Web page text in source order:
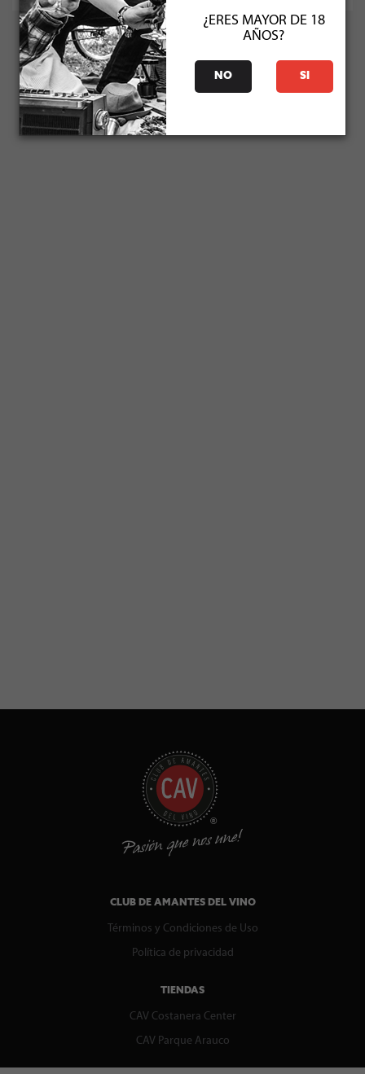
¿ERES MAYOR DE 18
AÑOS?
NO SI
CLUB DE AMANTES DEL VINO
Términos y Condiciones de Uso
Política de privacidad
TIENDAS
CAV Costanera Center
CAV Parque Arauco